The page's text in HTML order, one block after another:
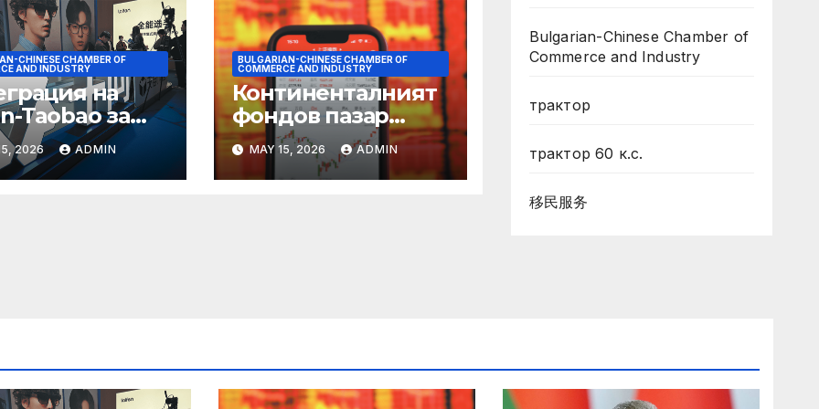
CHINESE CHAMBER OF
AND INDUSTRY
на
Taobao за
на
618
2026 ADMIN
BULGARIAN-CHINESE CHAMBER OF
COMMERCE AND INDUSTRY
Континенталният
фондов пазар
достига 11-
годишен връх
MAY 15, 2026 ADMIN
Bulgarian-Chinese Chamber of
Commerce and Industry
трактор
трактор 60 к.с.
移民服务